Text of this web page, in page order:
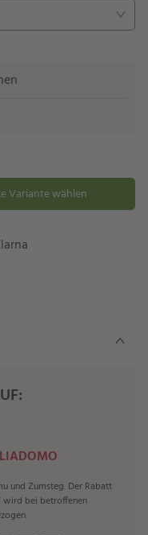
Variante wählen
und Zumsteg. Der Rabatt
wird bei betroffenen